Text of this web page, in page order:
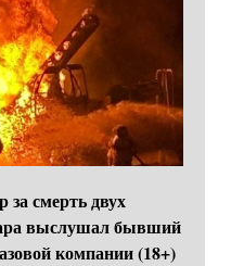
смерть двух
выслушал бывший
компании (18+)